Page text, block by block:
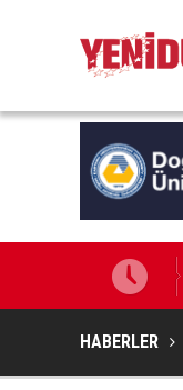
HABERLER